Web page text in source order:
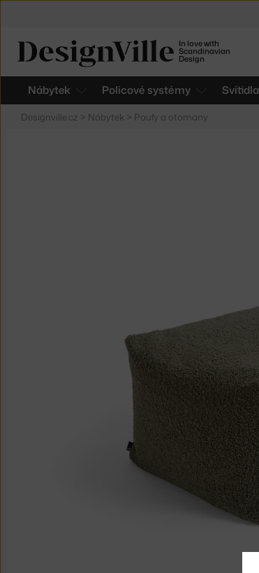
In love with
Scandinavian
Design
Nábytek Policové systémy Svítidla
Designville.cz > Nábytek > Poufy a otomany